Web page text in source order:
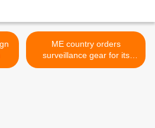
ME country orders
surveillance gear for its
borders >